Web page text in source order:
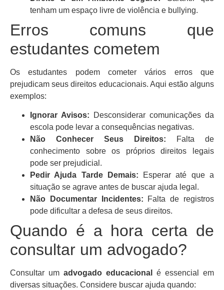
tenham um espaço livre de violência e bullying.
Erros comuns que
estudantes cometem
Os estudantes podem cometer vários erros que
prejudicam seus direitos educacionais. Aqui estão alguns
exemplos:
Ignorar Avisos: Desconsiderar comunicações da
escola pode levar a consequências negativas.
Não Conhecer Seus Direitos: Falta de
conhecimento sobre os próprios direitos legais
pode ser prejudicial.
Pedir Ajuda Tarde Demais: Esperar até que a
situação se agrave antes de buscar ajuda legal.
Não Documentar Incidentes: Falta de registros
pode dificultar a defesa de seus direitos.
Quando é a hora certa de
consultar um advogado?
Consultar um advogado educacional
é essencial em
diversas situações. Considere buscar ajuda quando: